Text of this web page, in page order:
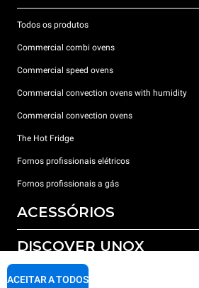
Todos os produtos
Commercial combi ovens
Commercial speed ovens
Commercial convection ovens with humidity
Commercial convection ovens
The Hot Fridge
Fornos profissionais elétricos
Fornos profissionais a gás
ACESSÓRIOS
Todos os acessórios
Detergents for automatic washing
DISCOVER UNOX
Os nossos escritórios no mundo
SUPPORT
ACEITAR A TODOS